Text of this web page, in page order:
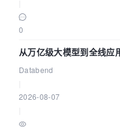
0
从万亿级大模型到全线
Databend
2026-08-07